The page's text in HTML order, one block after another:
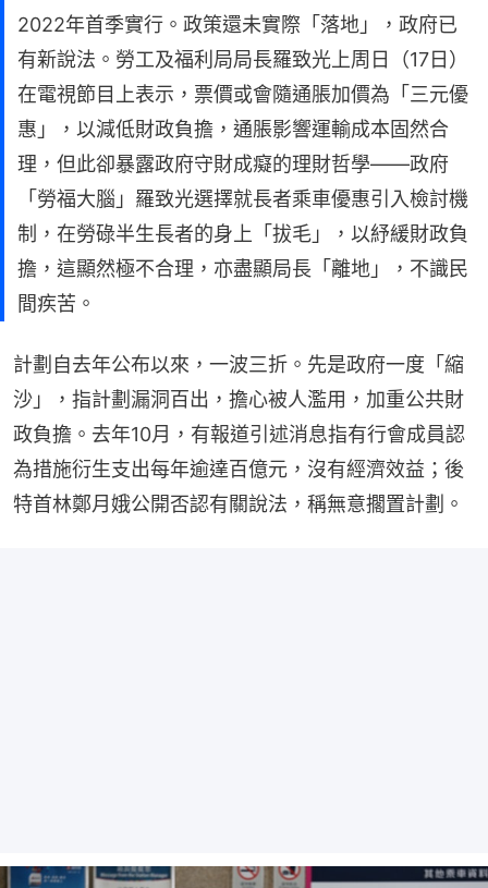
2022年首季實行。政策還未實際「落地」，政府已
有新說法。勞工及福利局局長羅致光上周日（17日）
在電視節目上表示，票價或會隨通脹加價為「三元優
惠」，以減低財政負擔，通脹影響運輸成本固然合
理，但此卻暴露政府守財成癡的理財哲學——政府
「勞福大腦」羅致光選擇就長者乘車優惠引入檢討機
制，在勞碌半生長者的身上「拔毛」，以紓緩財政負
擔，這顯然極不合理，亦盡顯局長「離地」，不識民
間疾苦。
計劃自去年公布以來，一波三折。先是政府一度「縮
沙」，指計劃漏洞百出，擔心被人濫用，加重公共財
政負擔。去年10月，有報道引述消息指有行會成員認
為措施衍生支出每年逾達百億元，沒有經濟效益；後
特首林鄭月娥公開否認有關說法，稱無意擱置計劃。